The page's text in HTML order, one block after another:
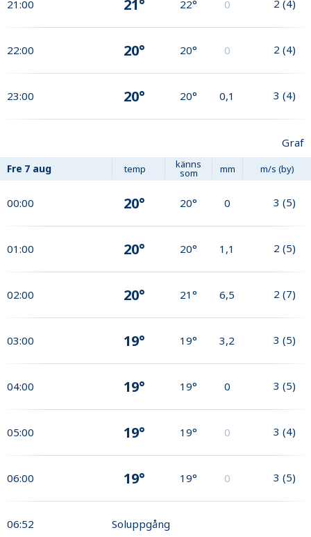
21:00 21° 22° 0 2 (4)
22:00 20° 20° 0 2 (4)
23:00 20° 20° 0,1 3 (4)
Graf
Fre 7 aug temp känns
som mm m/s (by)
00:00 20° 20° 0 3 (5)
01:00 20° 20° 1,1 2 (5)
02:00 20° 21° 6,5 2 (7)
03:00 19° 19° 3,2 3 (5)
04:00 19° 19° 0 3 (5)
05:00 19° 19° 0 3 (4)
06:00 19° 19° 0 3 (5)
06:52 Soluppgång